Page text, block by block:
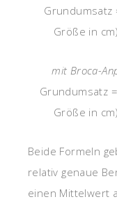
Grundumsatz
Größe in
mit Broca-
Grundumsatz
Größe in
Beide Formeln
relativ genaue
einen Mittelwert